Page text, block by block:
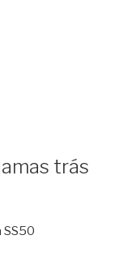
trás
SS50